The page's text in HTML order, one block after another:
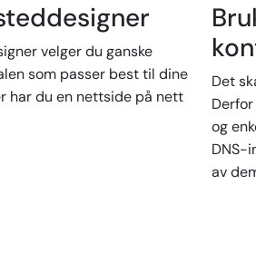
velger du ganske
som passer best til dine
har du en nettside på nett
Det
og
DNS-
av